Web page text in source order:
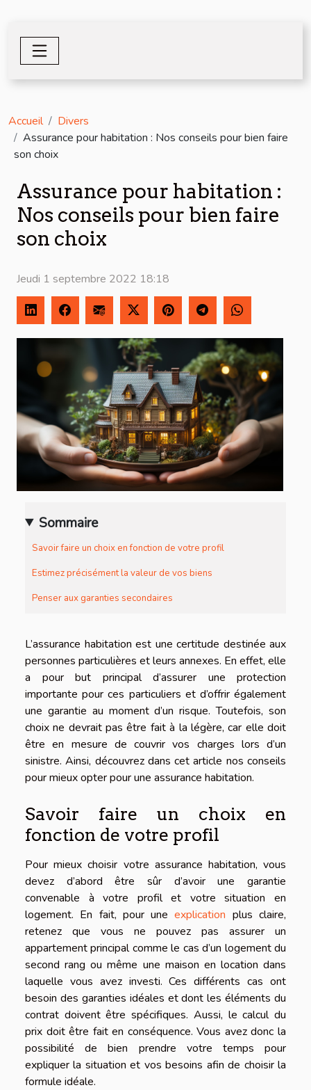
Accueil
Divers
Assurance pour habitation : Nos conseils pour bien faire
son choix
Assurance pour habitation :
Nos conseils pour bien faire
son choix
Jeudi 1 septembre 2022 18:18
Sommaire
Savoir faire un choix en fonction de votre profil
Estimez précisément la valeur de vos biens
Penser aux garanties secondaires
L’assurance habitation est une certitude destinée aux
personnes particulières et leurs annexes. En effet, elle
a pour but principal d’assurer une protection
importante pour ces particuliers et d’offrir également
une garantie au moment d’un risque. Toutefois, son
choix ne devrait pas être fait à la légère, car elle doit
être en mesure de couvrir vos charges lors d’un
sinistre. Ainsi, découvrez dans cet article nos conseils
pour mieux opter pour une assurance habitation.
Savoir faire un choix en
fonction de votre profil
Pour mieux choisir votre assurance habitation, vous
devez d’abord être sûr d’avoir une garantie
convenable à votre profil et votre situation en
logement. En fait, pour uneexplication plus claire,
retenez que vous ne pouvez pas assurer un
appartement principal comme le cas d’un logement du
second rang ou même une maison en location dans
laquelle vous avez investi. Ces différents cas ont
besoin des garanties idéales et dont les éléments du
contrat doivent être spécifiques. Aussi, le calcul du
prix doit être fait en conséquence. Vous avez donc la
possibilité de bien prendre votre temps pour
expliquer la situation et vos besoins afin de choisir la
formule idéale.